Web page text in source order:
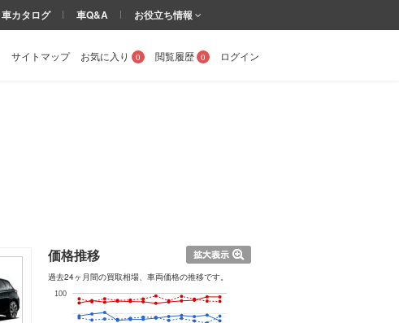
サイトマップ お気に入り 0 閲覧履歴 0 ログイン
車カタログ 車Q&A お役立ち情報
価格推移
過去24ヶ月間の買取相場、車両価格の推移です。
100